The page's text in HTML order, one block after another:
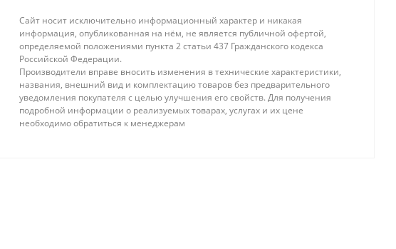
Сайт носит исключительно информационный характер и никакая
информация, опубликованная на нём, не является публичной офертой,
определяемой положениями пункта 2 статьи 437 Гражданского кодекса
Российской Федерации.
Производители вправе вносить изменения в технические характеристики,
названия, внешний вид и комплектацию товаров без предварительного
уведомления покупателя с целью улучшения его свойств. Для получения
подробной информации о реализуемых товарах, услугах и их цене
необходимо обратиться к менеджерам